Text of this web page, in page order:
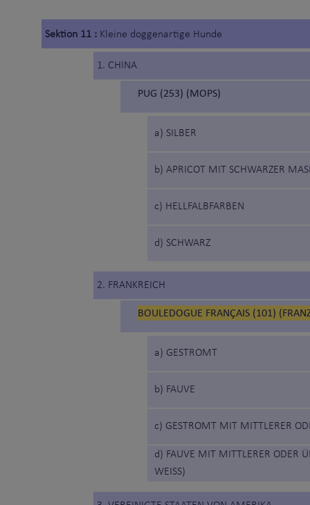
Sektion 11 : Kleine doggenartige Hunde
1. CHINA
PUG (253) (MOPS)
a) SILBER
b) APRICOT MIT SCHWARZER
c) HELLFALBFARBEN
d) SCHWARZ
2. FRANKREICH
BOULEDOGUE FRANÇAIS (101)
a) GESTROMT
b) FAUVE
c) GESTROMT MIT MITTLERER
d) FAUVE MIT MITTLERER ODER
WEISS)